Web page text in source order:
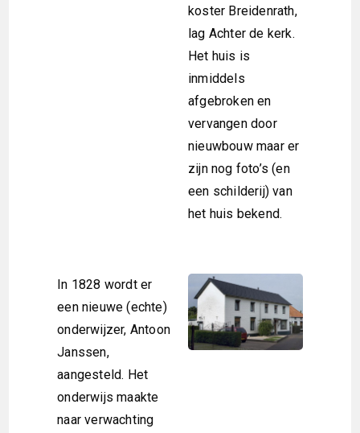
koster Breidenrath,
lag Achter de kerk.
Het huis is
inmiddels
afgebroken en
vervangen door
nieuwbouw maar er
zijn nog foto’s (en
een schilderij) van
het huis bekend.
In 1828 wordt er
een nieuwe (echte)
onderwijzer, Antoon
Janssen,
aangesteld. Het
onderwijs maakte
naar verwachting